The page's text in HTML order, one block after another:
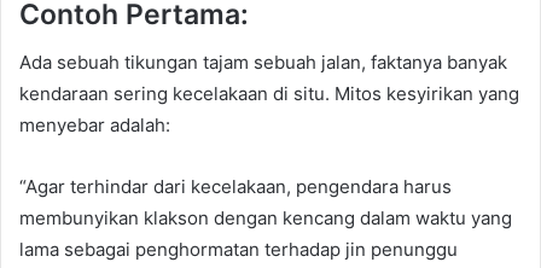
Contoh Pertama:
Ada sebuah tikungan tajam sebuah jalan, faktanya banyak
kendaraan sering kecelakaan di situ. Mitos kesyirikan yang
menyebar adalah:
“Agar terhindar dari kecelakaan, pengendara harus
membunyikan klakson dengan kencang dalam waktu yang
lama sebagai penghormatan terhadap jin penunggu